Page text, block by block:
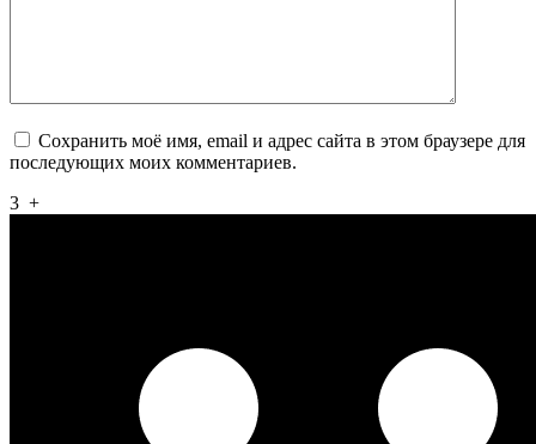
Сохранить моё имя, email и адрес сайта в этом браузере для
последующих моих комментариев.
3 +